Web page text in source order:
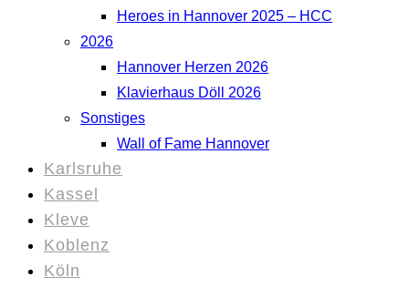
Heroes in Hannover 2025 – HCC
2026
Hannover Herzen 2026
Klavierhaus Döll 2026
Sonstiges
Wall of Fame Hannover
Karlsruhe
Kassel
Kleve
Koblenz
Köln